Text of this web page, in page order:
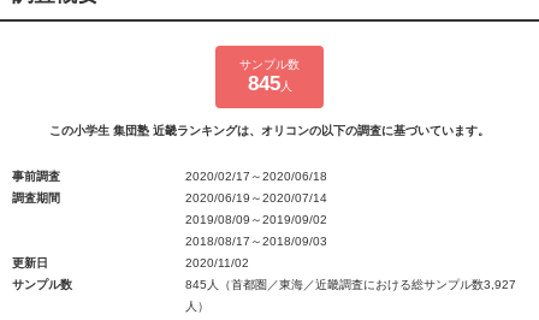
サンプル数
845人
この小学生 集団塾 近畿ランキングは、オリコンの以下の調査に基づいています。
事前調査
2020/02/17～2020/06/18
調査期間
2020/06/19～2020/07/14
2019/08/09～2019/09/02
2018/08/17～2018/09/03
更新日
2020/11/02
サンプル数
845人（首都圏／東海／近畿調査における総サンプル数3,927
人）